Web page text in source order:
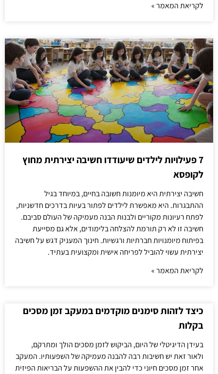
לקריאת המאמר »
7 פעילויות לילדים שיעודדו חשיבה יצירתית מחוץ
לקופסא
חשיבה יצירתית היא מיומנות חשובה בחיים, במיוחד בגיל
ההתבגרות. היא מאפשרת לילדים לפתור בעיות בדרכים חדשניות,
לפתח רעיונות מקוריים ולבנות הבנה מעמיקה של העולם סביבם.
חשיבה זו לא רק תורמת להצלחה בלימודים, אלא גם מסייעת
בפיתוח מיומנויות חברתיות ורגשיות. חינוך המעניק דגש על חשיבה
יצירתית עשוי להוביל לפריחה אישית ומקצועית בעתיד.
לקריאת המאמר »
כיצד לזהות סימנים מוקדמים במעקב זמן מסכים
בקלות
בעידן הדיגיטלי של היום, הביקוש לזמן מסכים הולך ומתרקם,
ולאור זאת יש חשיבות רבה להבנה מעמיקה של השפעותיו. המעקב
אחר זמן מסכים חיוני כדי להבין את ההשפעות על הבריאות הפיזית